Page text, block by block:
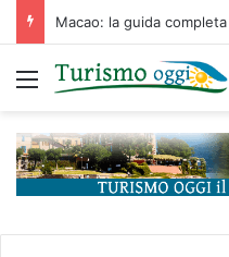
Menu